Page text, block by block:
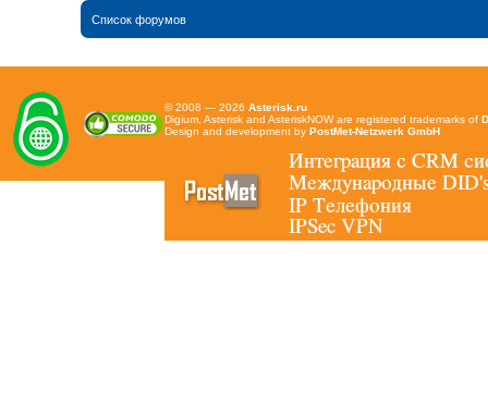
Список форумов
© 2008 — 2026 Asterisk.ru
Digium, Asterisk and AsteriskNOW are registered trademarks of
Design and development by PostMet-Netzwerk GmbH